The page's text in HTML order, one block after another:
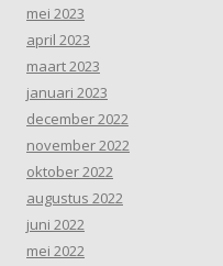
mei 2023
april 2023
maart 2023
januari 2023
december 2022
november 2022
oktober 2022
augustus 2022
juni 2022
mei 2022